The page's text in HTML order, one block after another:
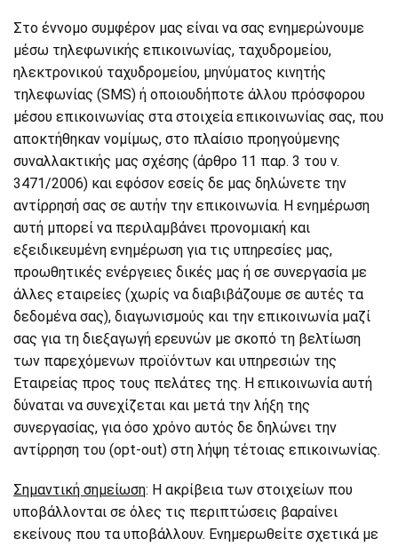
Στο έννομο συμφέρον μας είναι να σας ενημερώνουμε
μέσω τηλεφωνικής επικοινωνίας, ταχυδρομείου,
ηλεκτρονικού ταχυδρομείου, μηνύματος κινητής
τηλεφωνίας (SMS) ή οποιουδήποτε άλλου πρόσφορου
μέσου επικοινωνίας στα στοιχεία επικοινωνίας σας, που
αποκτήθηκαν νομίμως, στο πλαίσιο προηγούμενης
συναλλακτικής μας σχέσης (άρθρο 11 παρ. 3 του ν.
3471/2006) και εφόσον εσείς δε μας δηλώνετε την
αντίρρησή σας σε αυτήν την επικοινωνία. Η ενημέρωση
αυτή μπορεί να περιλαμβάνει προνομιακή και
εξειδικευμένη ενημέρωση για τις υπηρεσίες μας,
προωθητικές ενέργειες δικές μας ή σε συνεργασία με
άλλες εταιρείες (χωρίς να διαβιβάζουμε σε αυτές τα
δεδομένα σας), διαγωνισμούς και την επικοινωνία μαζί
σας για τη διεξαγωγή ερευνών με σκοπό τη βελτίωση
των παρεχόμενων προϊόντων και υπηρεσιών της
Εταιρείας προς τους πελάτες της. Η επικοινωνία αυτή
δύναται να συνεχίζεται και μετά την λήξη της
συνεργασίας, για όσο χρόνο αυτός δε δηλώνει την
αντίρρηση του (opt-out) στη λήψη τέτοιας επικοινωνίας.
Σημαντική σημείωση: Η ακρίβεια των στοιχείων που
υποβάλλονται σε όλες τις περιπτώσεις βαραίνει
εκείνους που τα υποβάλλουν. Ενημερωθείτε σχετικά με